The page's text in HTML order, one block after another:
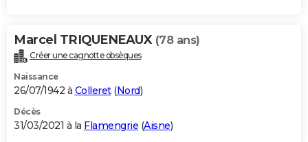
Marcel TRIQUENEAUX (78 ans)
Créer une cagnotte obsèques
Naissance
26/07/1942 à Colleret(Nord)
Décès
31/03/2021 à la Flamengrie (Aisne)